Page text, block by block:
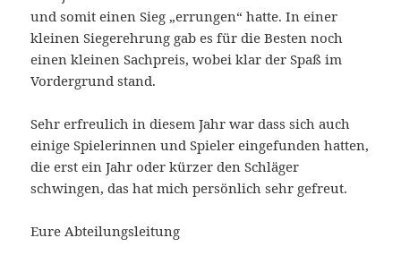
und somit einen Sieg „errungen“ hatte. In einer
kleinen Siegerehrung gab es für die Besten noch
einen kleinen Sachpreis, wobei klar der Spaß im
Vordergrund stand.
Sehr erfreulich in diesem Jahr war dass sich auch
einige Spielerinnen und Spieler eingefunden hatten,
die erst ein Jahr oder kürzer den Schläger
schwingen, das hat mich persönlich sehr gefreut.
Eure Abteilungsleitung